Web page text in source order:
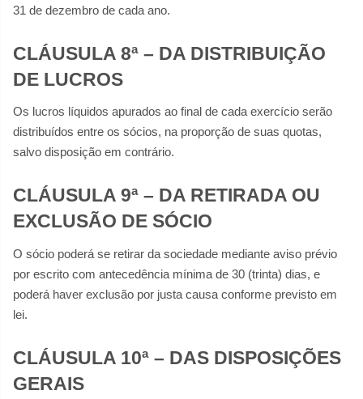
31 de dezembro de cada ano.
CLÁUSULA 8ª – DA DISTRIBUIÇÃO
DE LUCROS
Os lucros líquidos apurados ao final de cada exercício serão
distribuídos entre os sócios, na proporção de suas quotas,
salvo disposição em contrário.
CLÁUSULA 9ª – DA RETIRADA OU
EXCLUSÃO DE SÓCIO
O sócio poderá se retirar da sociedade mediante aviso prévio
por escrito com antecedência mínima de 30 (trinta) dias, e
poderá haver exclusão por justa causa conforme previsto em
lei.
CLÁUSULA 10ª – DAS DISPOSIÇÕES
GERAIS